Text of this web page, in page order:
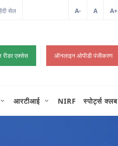
सेल A- A A+
रीडर एक्सेस ऑनलाइन ओपीडी पंजीकरण
आरटीआई NIRF स्पोर्ट्स क्लब